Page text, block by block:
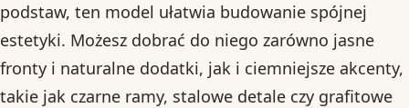
podstaw, ten model ułatwia budowanie spójnej
estetyki. Możesz dobrać do niego zarówno jasne
fronty i naturalne dodatki, jak i ciemniejsze akcenty,
takie jak czarne ramy, stalowe detale czy grafitowe